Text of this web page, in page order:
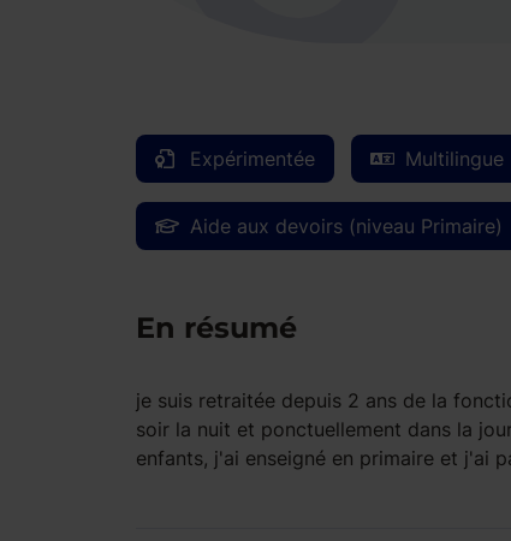
Expérimentée Multilingue
Aide aux devoirs (niveau Primaire)
En résumé
je suis retraitée depuis 2 ans de la
soir la nuit et ponctuellement dans la
enfants, j'ai enseigné en primaire et j'ai